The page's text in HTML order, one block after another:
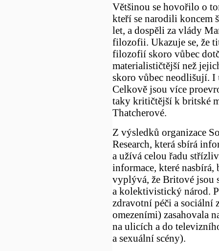
Většinou se hovořilo o
kteří se narodili koncem
let, a dospěli za vlády
filozofii. Ukazuje se, že
filozofií skoro vůbec
materialističtější než
skoro vůbec neodlišují.
Celkově jsou více
taky kritičtější k britské
Thatcherové.
Z výsledků organizace
Research, která sbírá
a užívá celou řadu
informace, které nasbírá,
vyplývá, že Britové jsou
a kolektivistický národ.
zdravotní péči a sociální
omezeními) zasahovala
na ulicích a do
a sexuální scény).